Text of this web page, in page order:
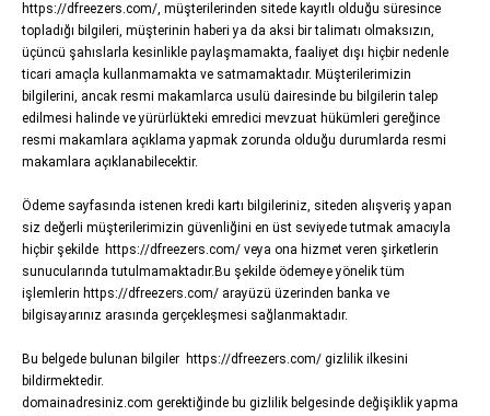
https://dfreezers.com/, müşterilerinden sitede kayıtlı olduğu süresince
topladığı bilgileri, müşterinin haberi ya da aksi bir talimatı olmaksızın,
üçüncü şahıslarla kesinlikle paylaşmamakta, faaliyet dışı hiçbir nedenle
ticari amaçla kullanmamakta ve satmamaktadır. Müşterilerimizin
bilgilerini, ancak resmi makamlarca usulü dairesinde bu bilgilerin talep
edilmesi halinde ve yürürlükteki emredici mevzuat hükümleri gereğince
resmi makamlara açıklama yapmak zorunda olduğu durumlarda resmi
makamlara açıklanabilecektir.
Ödeme sayfasında istenen kredi kartı bilgileriniz, siteden alışveriş yapan
siz değerli müşterilerimizin güvenliğini en üst seviyede tutmak amacıyla
hiçbir şekilde https://dfreezers.com/ veya ona hizmet veren şirketlerin
sunucularında tutulmamaktadır.Bu şekilde ödemeye yönelik tüm
işlemlerin https://dfreezers.com/ arayüzü üzerinden banka ve
bilgisayarınız arasında gerçekleşmesi sağlanmaktadır.
Bu belgede bulunan bilgiler https://dfreezers.com/ gizlilik ilkesini
bildirmektedir.
domainadresiniz.com gerektiğinde bu gizlilik belgesinde değişiklik yapma